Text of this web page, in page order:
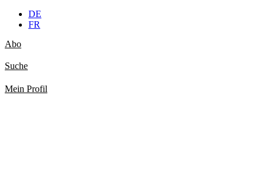
DE
FR
Abo
Suche
Mein Profil